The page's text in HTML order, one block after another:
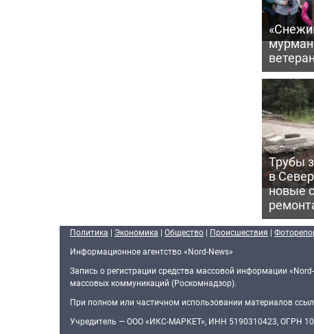
Трубы
в
новые
Политика | Экономика | Общество | Происшествия |
Информационное агентство «Nord-News»
Запись о регистрации средства массовой информации
массовых коммуникаций (Роскомнадзор).
При полном или частичном использовании материалов
Учредитель — ООО «ИКС-МАРКЕТ», ИНН 5190310423, ОГРН